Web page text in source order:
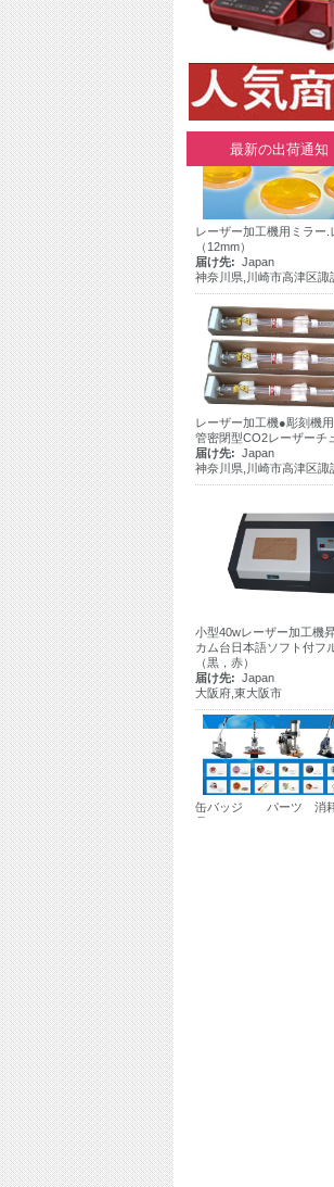
最新の出荷通知
レーザー加工機用ミラー.
（12mm）
届け先:Japan
神奈川県,川崎市高津区諏
レーザー加工機●彫刻機用
管密閉型CO2レーザーチ
届け先:Japan
神奈川県,川崎市高津区諏
カム台日本語ソフト付フ
（黒，赤）
届け先:Japan
大阪府,東大阪市
缶バッジ パーツ 消
品
届け先: